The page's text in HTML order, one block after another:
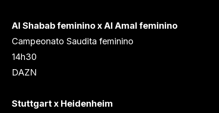
Al Shabab feminino x Al Amal feminino
Campeonato Saudita feminino
14h30
DAZN
Stuttgart x Heidenheim